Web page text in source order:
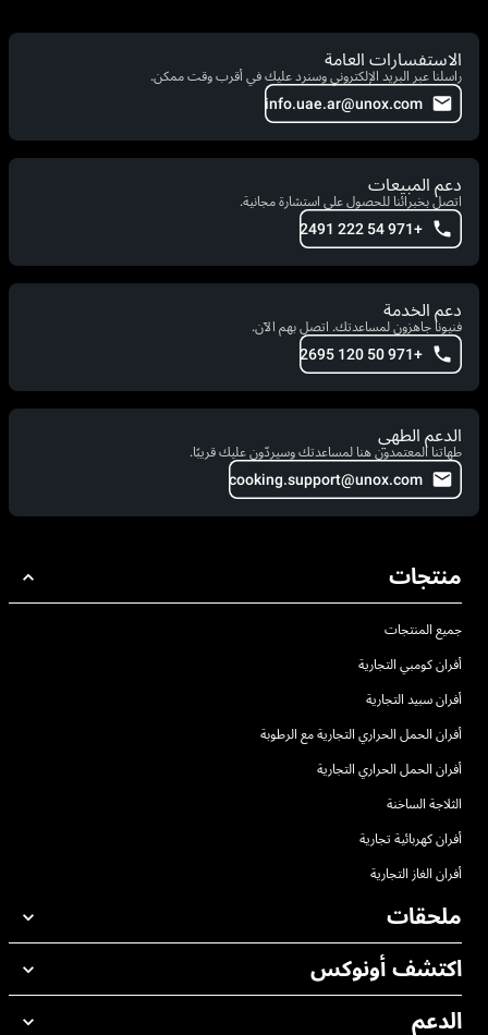
الاستفسارات العامة
راسلنا عبر البريد الإلكتروني وسنرد عليك في أقرب وقت ممكن.
info.uae.ar@unox.com
دعم المبيعات
اتصل بخبرائنا للحصول على استشارة مجانية.
+971 54 222 2491
دعم الخدمة
فنيونا جاهزون لمساعدتك. اتصل بهم الآن.
+971 50 120 2695
الدعم الطهي
طهاتنا المعتمدون هنا لمساعدتك وسيردّون عليك قريبًا.
cooking.support@unox.com
منتجات
جميع المنتجات
أفران كومبي التجارية
أفران سبيد التجارية
أفران الحمل الحراري التجارية مع الرطوبة
أفران الحمل الحراري التجارية
الثلاجة الساخنة
أفران كهربائية تجارية
أفران الغاز التجارية
ملحقات
جميع الملحقات
اكتشف أونوكس
مكاتبنا حول العالم
الدعم